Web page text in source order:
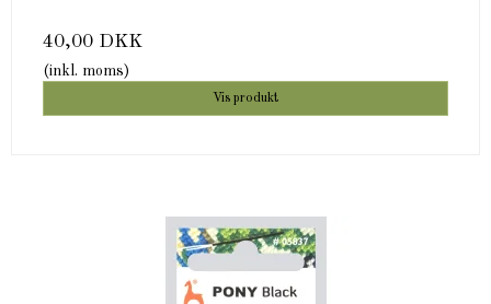
40,00 DKK
(inkl. moms)
Vis produkt